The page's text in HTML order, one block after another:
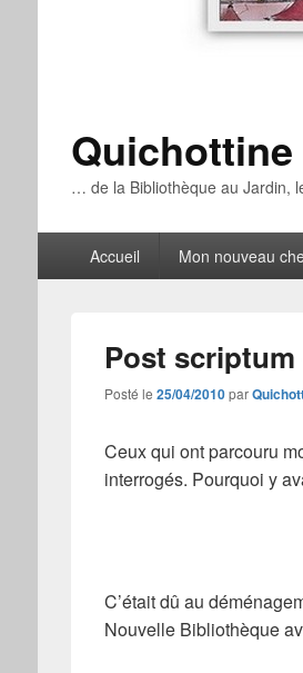
Quichottine
… de la Bibliothèque au Jardin,
principalAccueil Mon nouveau
Post scriptum
Posté le 25/04/2010par
Ceux qui ont parcouru
interrogés. Pourquoi y
C’était dû au
Nouvelle Bibliothèque